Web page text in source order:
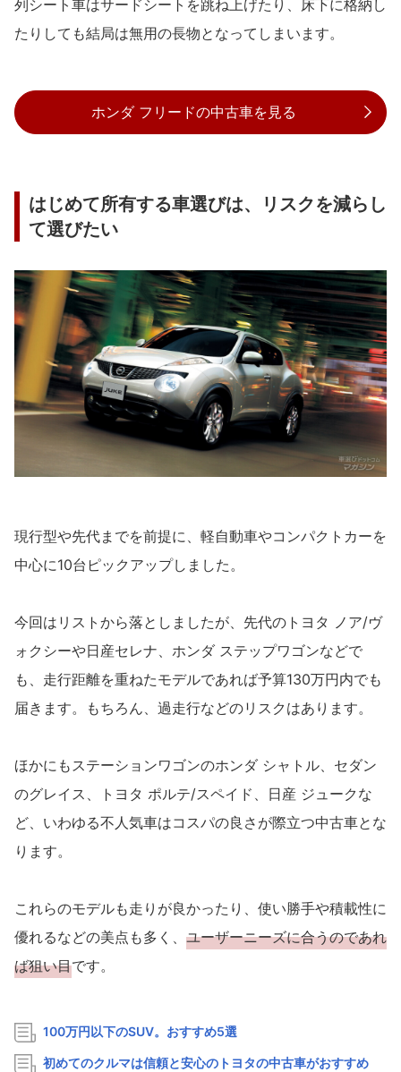
列シート車はサードシートを跳ね上げたり、床下に格納し
たりしても結局は無用の長物となってしまいます。
ホンダ フリードの中古車を見る
はじめて所有する車選びは、リスクを減らし
て選びたい
現行型や先代までを前提に、軽自動車やコンパクトカーを
中心に10台ピックアップしました。
今回はリストから落としましたが、先代のトヨタ ノア/ヴ
ォクシーや日産セレナ、ホンダ ステップワゴンなどで
も、走行距離を重ねたモデルであれば予算130万円内でも
届きます。もちろん、過走行などのリスクはあります。
ほかにもステーションワゴンのホンダ シャトル、セダン
のグレイス、トヨタ ポルテ/スペイド、日産 ジュークな
ど、いわゆる不人気車はコスパの良さが際立つ中古車とな
ります。
これらのモデルも走りが良かったり、使い勝手や積載性に
優れるなどの美点も多く、 ユーザーニーズに合うのであれ
ば狙い目です。
100万円以下のSUV。おすすめ5選
初めてのクルマは信頼と安心のトヨタの中古車がおすすめ